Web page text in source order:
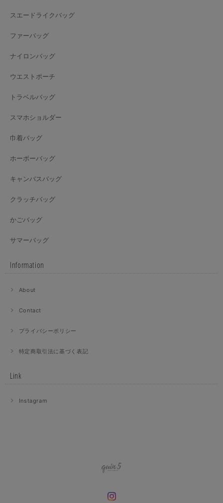
スエードライクバッグ
ファーバッグ
ナイロンバッグ
ウエストポーチ
トラベルバッグ
スマホショルダー
巾着バッグ
ホーボーバッグ
キャンバスバッグ
クラッチバッグ
かごバッグ
サマーバッグ
Information
About
Contact
プライバシーポリシー
特定商取引法に基づく表記
Link
Instagram